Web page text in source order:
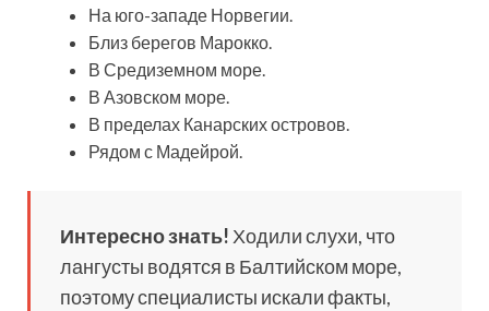
На юго-западе Норвегии.
Близ берегов Марокко.
В Средиземном море.
В Азовском море.
В пределах Канарских островов.
Рядом с Мадейрой.
Интересно знать! Ходили слухи, что
лангусты водятся в Балтийском море,
поэтому специалисты искали факты,